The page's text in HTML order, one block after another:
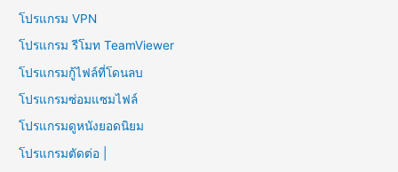
โปรแกรม VPN
โปรแกรม รีโมท TeamViewer
โปรแกรมกู้ไฟล์ที่โดนลบ
โปรแกรมซ่อมแซมไฟล์
โปรแกรมดูหนังยอดนิยม
โปรแกรมตัดต่อ |